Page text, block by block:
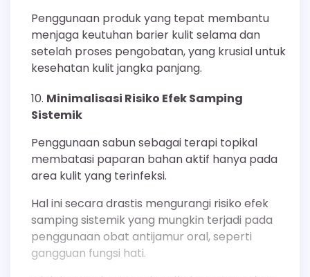
Penggunaan produk yang tepat membantu
menjaga keutuhan barier kulit selama dan
setelah proses pengobatan, yang krusial untuk
kesehatan kulit jangka panjang.
Minimalisasi Risiko Efek Samping
Sistemik
Penggunaan sabun sebagai terapi topikal
membatasi paparan bahan aktif hanya pada
area kulit yang terinfeksi.
Hal ini secara drastis mengurangi risiko efek
samping sistemik yang mungkin terjadi pada
penggunaan obat antijamur oral, seperti
gangguan fungsi hati.